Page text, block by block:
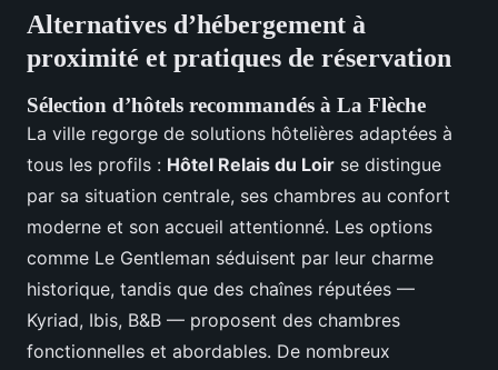
Alternatives d’hébergement à
proximité et pratiques de réservation
Sélection d’hôtels recommandés à La Flèche
La ville regorge de solutions hôtelières adaptées à
tous les profils : Hôtel Relais du Loir se distingue
par sa situation centrale, ses chambres au confort
moderne et son accueil attentionné. Les options
comme Le Gentleman séduisent par leur charme
historique, tandis que des chaînes réputées —
Kyriad, Ibis, B&B — proposent des chambres
fonctionnelles et abordables. De nombreux